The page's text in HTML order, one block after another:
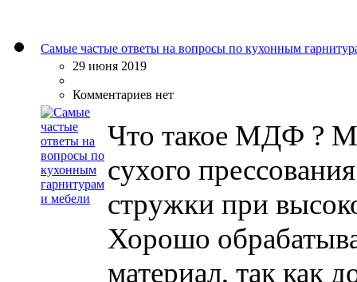
Самые частые ответы на вопросы по кухонным
29 июня 2019
Комментариев нет
Что такое МДФ ?
сухого
стружки при
Хорошо
материал, так как